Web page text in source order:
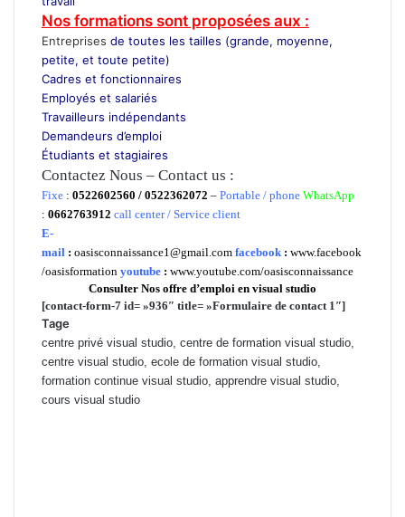
Nos formations sont proposées aux :
Entreprises de toutes les tailles (grande, moyenne,
petite, et toute petite)
Cadres et fonctionnaires
Employés et salariés
Travailleurs indépendants
Demandeurs d’emploi
Étudiants et stagiaires
Contactez Nous – Contact us :
Fixe : 0522602560 / 0522362072 – Portable / phone WhatsApp
: 0662763912 call center / Service client
E-
mail : oasisconnaissance1@gmail.com facebook : www.facebook
/oasisformation youtube : www.youtube.com/oasisconnaissance
Consulter Nos offre d’emploi en visual studio
[contact-form-7 id= »936″ title= »Formulaire de contact 1″]
Tage
centre privé visual studio, centre de formation visual studio,
centre visual studio, ecole de formation visual studio,
formation continue visual studio, apprendre visual studio,
cours visual studio